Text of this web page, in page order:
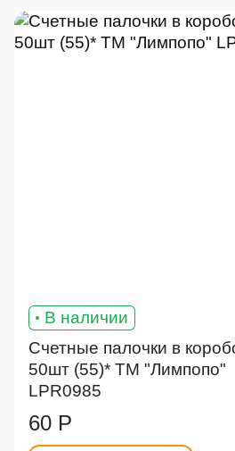
В наличии
Счетные палочки в
50шт (55)* ТМ "Лимпопо"
LPR0985
60 Р